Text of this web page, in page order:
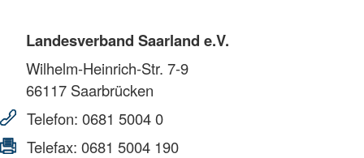
Landesverband Saarland e.V.
Wilhelm-Heinrich-Str. 7-9
66117 Saarbrücken
Telefon: 0681 5004 0
Telefax: 0681 5004 190